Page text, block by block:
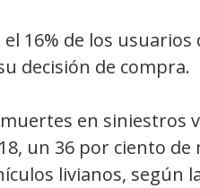
16% de los
decisión de compra.
en siniestros
un 36 por ciento de
livianos, según